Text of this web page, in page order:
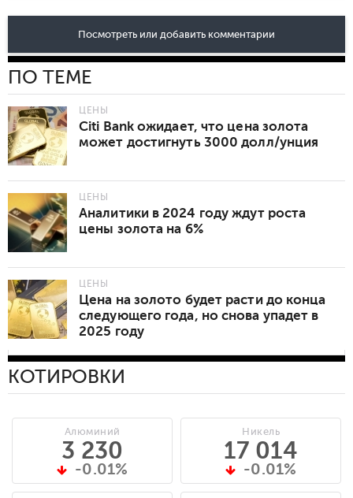
Посмотреть или добавить комментарии
ПО ТЕМЕ
ЦЕНЫ
Citi Bank ожидает, что цена золота
может достигнуть 3000 долл/унция
ЦЕНЫ
Аналитики в 2024 году ждут роста
цены золота на 6%
ЦЕНЫ
Цена на золото будет расти до конца
следующего года, но снова упадет в
2025 году
КОТИРОВКИ
Алюминий
3 230
-0.01%
Никель
17 014
-0.01%